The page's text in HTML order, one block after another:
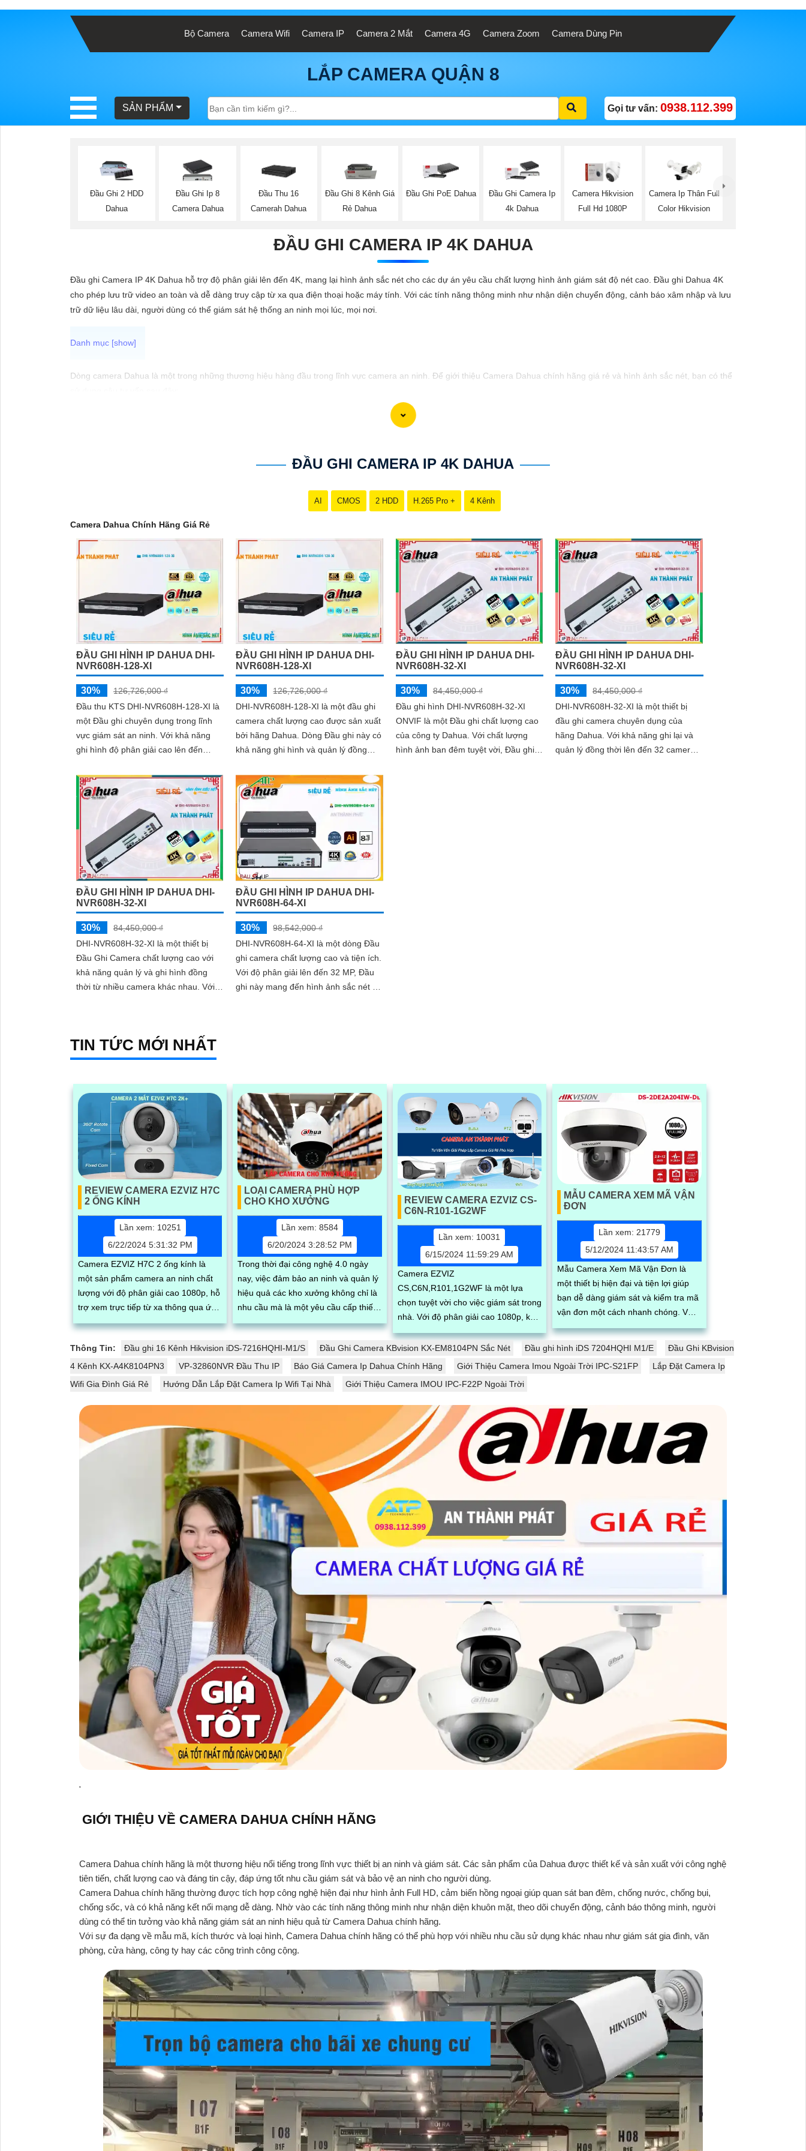
Bộ Camera Camera Wifi Camera IP Camera 2 Mắt Camera 4G Camera Zoom Camera Dùng Pin
LẮP CAMERA QUẬN 8
SẢN PHẨM Gọi tư vấn: 0938.112.399
Đầu Ghi 2 HDD
Dahua
Đầu Ghi Ip 8
Camera Dahua
Đầu Thu 16
Camerah Dahua
Đầu Ghi 8 Kênh Giá
Rẻ Dahua
Đầu Ghi PoE Dahua
Đầu Ghi Camera Ip
4k Dahua
Camera Hikvision
Full Hd 1080P
Camera Ip Thân Full
Color Hikvision
ĐẦU GHI CAMERA IP 4K DAHUA
Đầu ghi Camera IP 4K Dahua hỗ trợ độ phân giải lên đến 4K, mang lại hình ảnh sắc nét cho các dự án yêu cầu chất lượng hình ảnh giám sát độ nét cao. Đầu ghi Dahua 4K
cho phép lưu trữ video an toàn và dễ dàng truy cập từ xa qua điện thoại hoặc máy tính. Với các tính năng thông minh như nhận diện chuyển động, cảnh báo xâm nhập và lưu
trữ dữ liệu lâu dài, người dùng có thể giám sát hệ thống an ninh mọi lúc, mọi nơi.
Dòng camera Dahua là một trong những thương hiệu hàng đầu trong lĩnh vực camera an ninh. Để giới thiệu Camera Dahua chính hãng giá rẻ và hình ảnh sắc nét, bạn có thể
"Camera Dahua chính hãng mang đến cho bạn sự tin cậy và chất lượng vượt trội. Với hình ảnh sắc nét và tính năng an ninh hiện đại, sản phẩm này hứa hẹn đáp ứng mọi nhu
cầu giám sát của bạn. Đừng ngần ngại trải nghiệm sự ổn định và chất lượng vượt trội của Camera Dahua chính hãng với mức giá vô cùng hấp dẫn."
ĐẦU GHI CAMERA IP 4K DAHUA
AI CMOS 2 HDD H.265 Pro + 4 Kênh
Camera Dahua Chính Hãng Giá Rẻ
ĐẦU GHI HÌNH IP DAHUA DHI-
NVR608H-128-XI
30%
126,726,000 ₫
Đầu thu KTS DHI-NVR608H-128-XI là
một Đầu ghi chuyên dụng trong lĩnh
vực giám sát an ninh. Với khả năng
ghi hình độ phân giải cao lên đến
dùng theo dõi và ghi lại mọi diễn biến
trong khu vực được giám sát
ĐẦU GHI HÌNH IP DAHUA DHI-
NVR608H-128-XI
30%
126,726,000 ₫
DHI-NVR608H-128-XI là một đầu ghi
camera chất lượng cao được sản xuất
bởi hãng Dahua. Dòng Đầu ghi này có
khả năng ghi hình và quản lý đồng
ĐẦU GHI HÌNH IP DAHUA DHI-
NVR608H-32-XI
30%
84,450,000 ₫
Đầu ghi hình DHI-NVR608H-32-XI
ONVIF là một Đầu ghi chất lượng cao
của công ty Dahua. Với chất lượng
hình ảnh ban đêm tuyệt vời, Đầu ghi
ĐẦU GHI HÌNH IP DAHUA DHI-
NVR608H-32-XI
30%
84,450,000 ₫
DHI-NVR608H-32-XI là một thiết bị
đầu ghi camera chuyên dụng của
hãng Dahua. Với khả năng ghi lại và
quản lý đồng thời lên đến 32 camera,
ĐẦU GHI HÌNH IP DAHUA DHI-
NVR608H-32-XI
30%
84,450,000 ₫
DHI-NVR608H-32-XI là một thiết bị
Đầu Ghi Camera chất lượng cao với
khả năng quản lý và ghi hình đồng
thời từ nhiều camera khác nhau. Với
ĐẦU GHI HÌNH IP DAHUA DHI-
NVR608H-64-XI
30%
98,542,000 ₫
DHI-NVR608H-64-XI là một dòng Đầu
ghi camera chất lượng cao và tiện ích.
Với độ phân giải lên đến 32 MP, Đầu
ghi này mang đến hình ảnh sắc nét và
TIN TỨC MỚI NHẤT
REVIEW CAMERA EZVIZ H7C
2 ỐNG KÍNH
Lần xem: 10251
6/22/2024 5:31:32 PM
Camera EZVIZ H7C 2 ống kính là
một sản phẩm camera an ninh chất
lượng với độ phân giải cao 1080p, hỗ
trợ xem trực tiếp từ xa thông qua ứng
dụng di động. Với thiết kế hiện đại,...
LOẠI CAMERA PHÙ HỢP
CHO KHO XƯỞNG
Lần xem: 8584
6/20/2024 3:28:52 PM
Trong thời đại công nghệ 4.0 ngày
nay, việc đảm bảo an ninh và quản lý
hiệu quả các kho xưởng không chỉ là
nhu cầu mà là một yêu cầu cấp thiết
đối với nhiều doanh nghiệp.
REVIEW CAMERA EZVIZ CS-
C6N-R101-1G2WF
Lần xem: 10031
6/15/2024 11:59:29 AM
Camera EZVIZ
CS,C6N,R101,1G2WF là một lựa
chọn tuyệt vời cho việc giám sát trong
nhà. Với độ phân giải cao 1080p, kết
nối Wi,Fi ổn định, hỗ trợ xoay ngang
340 độ và xoay dọc 120...
MẪU CAMERA XEM MÃ VẬN
ĐƠN
Lần xem: 21779
5/12/2024 11:43:57 AM
Mẫu Camera Xem Mã Vận Đơn là
một thiết bị hiện đại và tiện lợi giúp
bạn dễ dàng giám sát và kiểm tra mã
vận đơn một cách nhanh chóng. Với
chất lượng hình ảnh sắc nét và khả
Thông Tin: Đầu ghi 16 Kênh Hikvision iDS-7216HQHI-M1/S Đầu Ghi Camera KBvision KX-EM8104PN Sắc Nét Đầu ghi hình iDS 7204HQHI M1/E
Đầu Ghi KBvision
4 Kênh KX-A4K8104PN3
VP-32860NVR Đầu Thu IP Báo Giá Camera Ip Dahua Chính Hãng Giới Thiệu Camera Imou Ngoài Trời IPC-S21FP
Lắp Đặt Camera Ip
Wifi Gia Đình Giá Rẻ
Hướng Dẫn Lắp Đặt Camera Ip Wifi Tại Nhà Giới Thiệu Camera IMOU IPC-F22P Ngoài Trời
'
GIỚI THIỆU VỀ CAMERA DAHUA CHÍNH HÃNG
Camera Dahua chính hãng là một thương hiệu nổi tiếng trong lĩnh vực thiết bị an ninh và giám sát. Các sản phẩm của Dahua được thiết kế và sản xuất với công nghệ
tiên tiến, chất lượng cao và đáng tin cậy, đáp ứng tốt nhu cầu giám sát và bảo vệ an ninh cho người dùng.
Camera Dahua chính hãng thường được tích hợp công nghệ hiện đại như hình ảnh Full HD, cảm biến hồng ngoại giúp quan sát ban đêm, chống nước, chống bụi,
chống sốc, và có khả năng kết nối mạng dễ dàng. Nhờ vào các tính năng thông minh như nhận diện khuôn mặt, theo dõi chuyển động, cảnh báo thông minh, người
dùng có thể tin tưởng vào khả năng giám sát an ninh hiệu quả từ Camera Dahua chính hãng.
Với sự đa dạng về mẫu mã, kích thước và loại hình, Camera Dahua chính hãng có thể phù hợp với nhiều nhu cầu sử dụng khác nhau như giám sát gia đình, văn
phòng, cửa hàng, công ty hay các công trình công cộng.